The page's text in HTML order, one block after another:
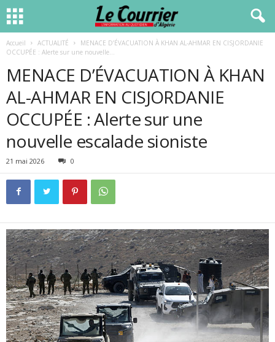
Accueil ACTUALITÉ
MENACE D’ÉVACUATION À KHAN AL-AHMAR EN CISJORDANIE
OCCUPÉE : Alerte sur une nouvelle...
MENACE D’ÉVACUATION À KHAN
AL-AHMAR EN CISJORDANIE
OCCUPÉE : Alerte sur une
nouvelle escalade sioniste
21 mai 2026 0